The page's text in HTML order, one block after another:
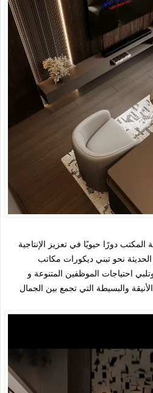
المكتب دورًا حيويًا في تعزيز الإنتاجية
نحو تبني ديكورات مكاتب
احتياجات الموظفين المتنوعة و
والبسيطة التي تجمع بين الجمال